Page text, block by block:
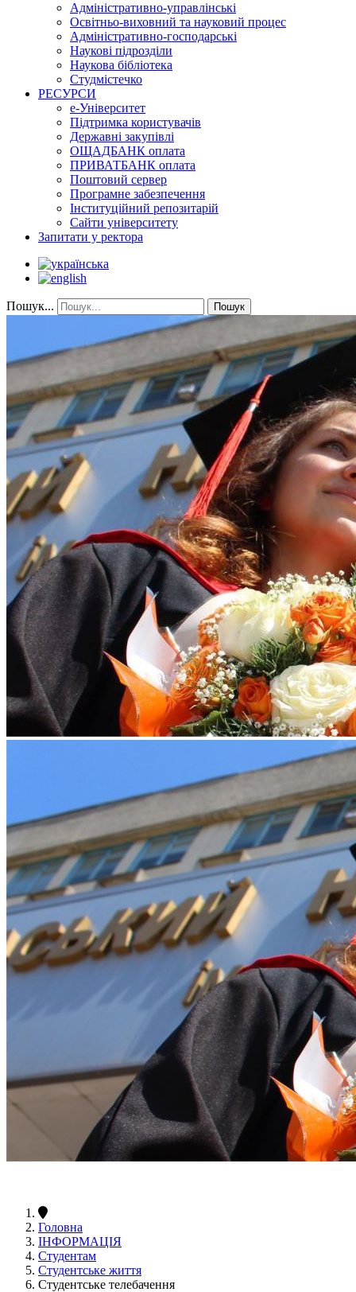
Адміністративно-управлінські
Освітньо-виховний та науковий процес
Адміністративно-господарські
Наукові підрозділи
Наукова бібліотека
Студмістечко
РЕСУРСИ
е-Університет
Підтримка користувачів
Державні закупівлі
ОЩАДБАНК оплата
ПРИВАТБАНК оплата
Поштовий сервер
Програмне забезпечення
Інституційний репозитарій
Сайти університету
Запитати у ректора
Пошук... Пошук
Головна
ІНФОРМАЦІЯ
Студентам
Студентське життя
Студентське телебачення